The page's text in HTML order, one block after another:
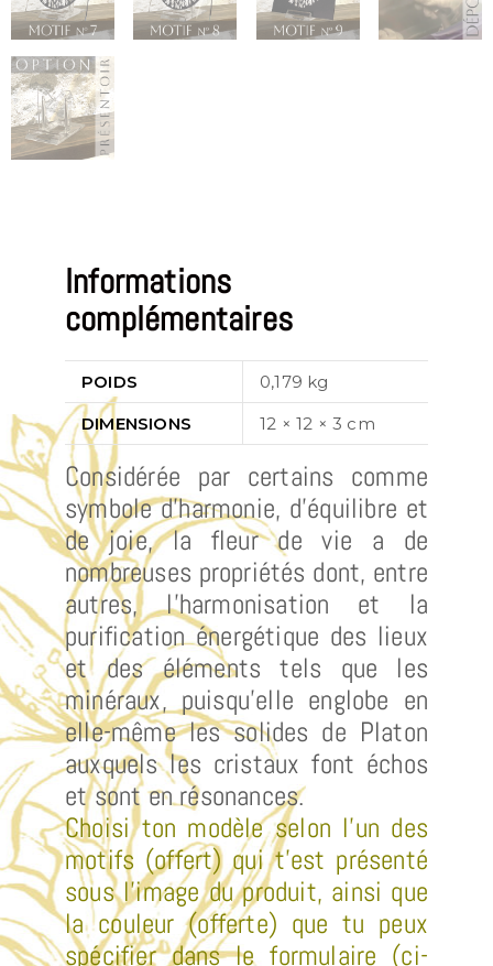
Informations
complémentaires
POIDS
0,179 kg
DIMENSIONS
12 × 12 × 3 cm
Considérée par certains comme
symbole d’harmonie, d’équilibre et
de joie, la fleur de vie a de
nombreuses propriétés dont, entre
autres, l’harmonisation et la
purification énergétique des lieux
et des éléments tels que les
minéraux, puisqu’elle englobe en
elle-même les solides de Platon
auxquels les cristaux font échos
et sont en résonances.
Choisi ton modèle selon l’un des
motifs (offert) qui t’est présenté
sous l’image du produit, ainsi que
la couleur (offerte) que tu peux
spécifier dans le formulaire (ci-